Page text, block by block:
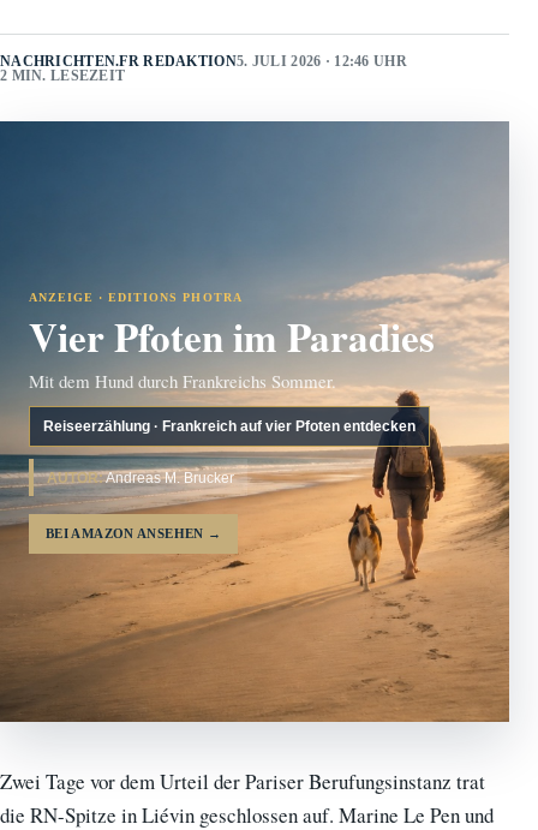
NACHRICHTEN.FR REDAKTION5. JULI 2026 · 12:46 UHR
2 MIN. LESEZEIT
ANZEIGE · EDITIONS PHOTRA
Vier Pfoten im Paradies
Mit dem Hund durch Frankreichs Sommer.
Reiseerzählung · Frankreich auf vier Pfoten entdecken
AUTOR:Andreas M. Brucker
BEI AMAZON ANSEHEN →
Zwei Tage vor dem Urteil der Pariser Berufungsinstanz trat
die RN-Spitze in Liévin geschlossen auf. Marine Le Pen und